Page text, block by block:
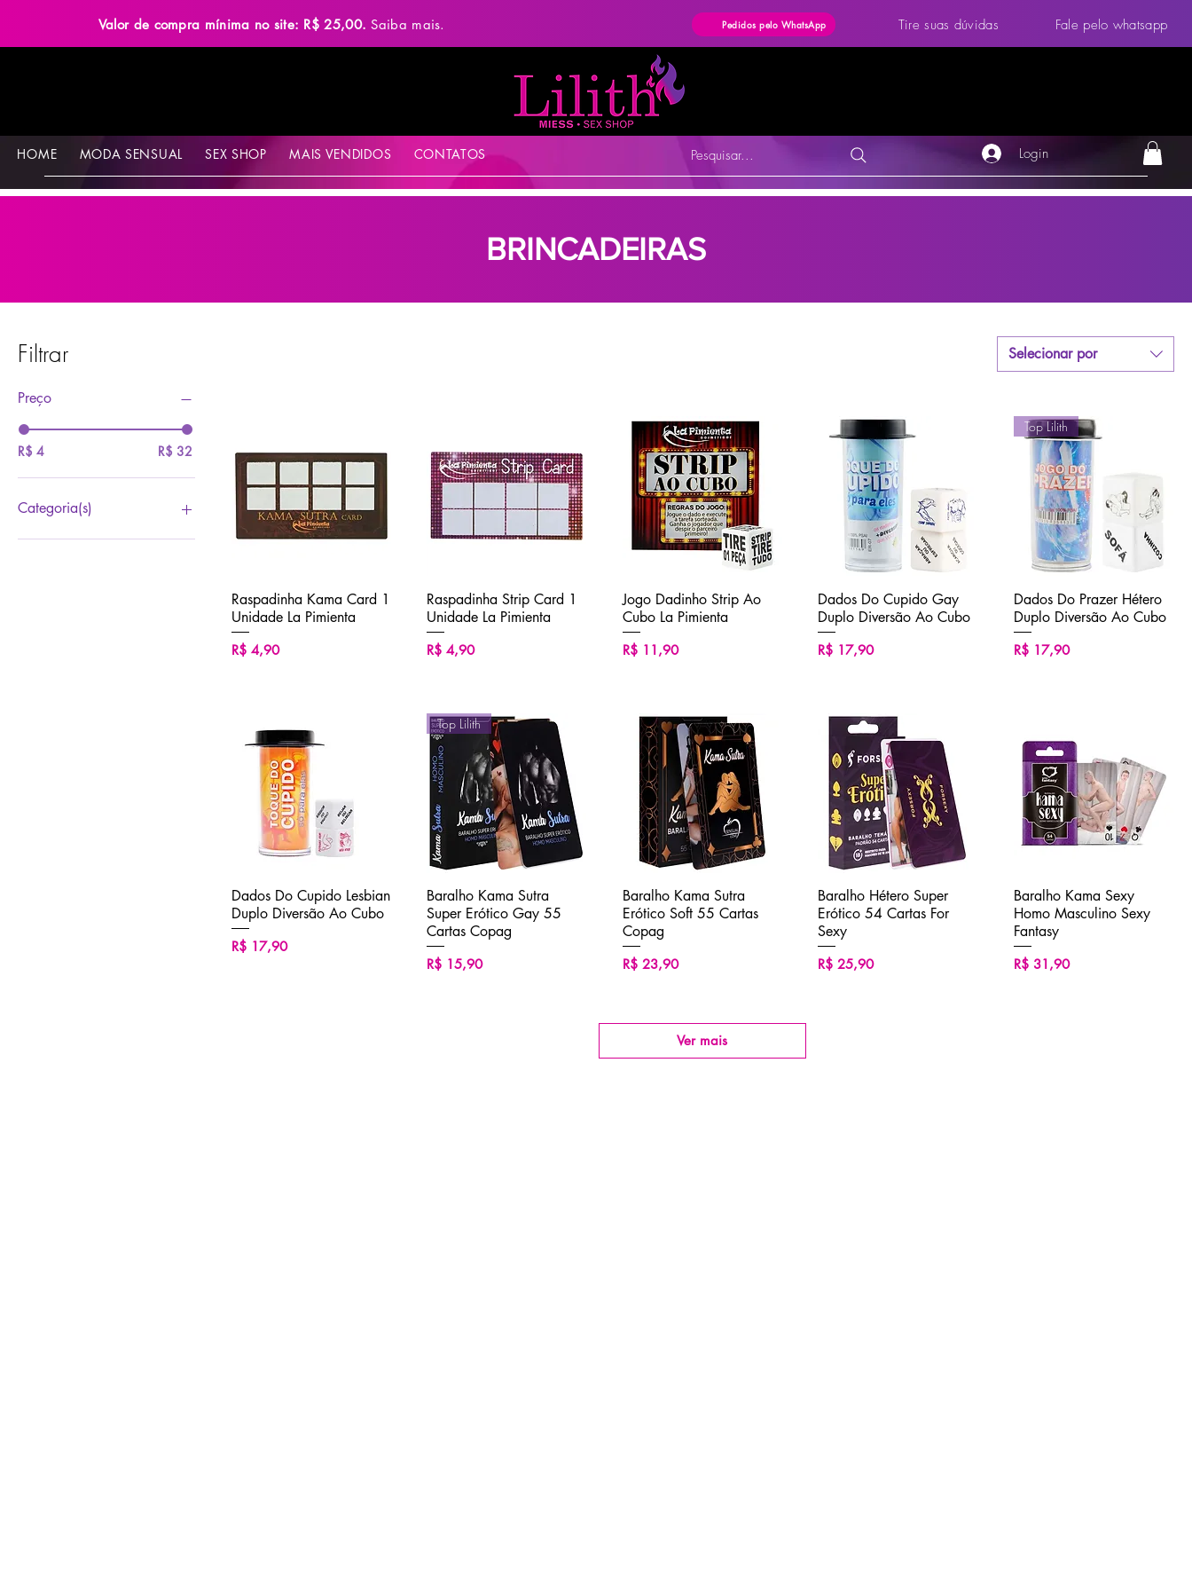
Valor de compra mínima no site: R$ 25,00.Saiba mais. Pedidos pelo WhatsApp Tire suas dúvidas Fale pelo whatsapp
HOME MODA SENSUAL SEX SHOP MAIS VENDIDOS CONTATOS Pesquisar... Login
BRINCADEIRAS
Filtrar
Preço
R$ 4 R$ 32
Categoria(s)
BARALHOS
Selecionar por
Visualização rápida
Raspadinha Kama Card 1
Unidade La Pimienta
Preço
R$ 4,90
Visualização rápida
Raspadinha Strip Card 1
Unidade La Pimienta
Preço
R$ 4,90
Visualização rápida
Jogo Dadinho Strip Ao
Cubo La Pimienta
Preço
R$ 11,90
Visualização rápida
Dados Do Cupido Gay
Duplo Diversão Ao Cubo
Preço
R$ 17,90
Visualização rápida
Top Lilith
Dados Do Prazer Hétero
Duplo Diversão Ao Cubo
Preço
R$ 17,90
Visualização rápida
Dados Do Cupido Lesbian
Duplo Diversão Ao Cubo
Preço
R$ 17,90
Visualização rápida
Top Lilith
Baralho Kama Sutra
Super Erótico Gay 55
Cartas Copag
Preço
R$ 15,90
Visualização rápida
Baralho Kama Sutra
Erótico Soft 55 Cartas
Copag
Preço
R$ 23,90
Visualização rápida
Baralho Hétero Super
Erótico 54 Cartas For
Sexy
Preço
R$ 25,90
Visualização rápida
Baralho Kama Sexy
Homo Masculino Sexy
Fantasy
Preço
R$ 31,90
Ver mais